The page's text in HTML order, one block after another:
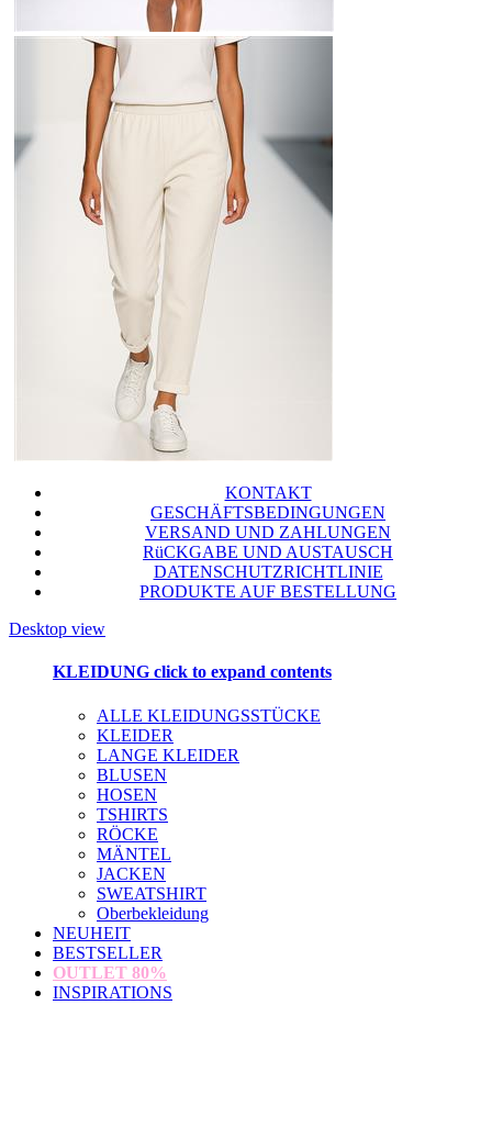
KONTAKT
GESCHÄFTSBEDINGUNGEN
VERSAND UND ZAHLUNGEN
RüCKGABE UND AUSTAUSCH
DATENSCHUTZRICHTLINIE
PRODUKTE AUF BESTELLUNG
Desktop view
KLEIDUNG click to expand contents
ALLE KLEIDUNGSSTÜCKE
KLEIDER
LANGE KLEIDER
BLUSEN
HOSEN
TSHIRTS
RÖCKE
MÄNTEL
JACKEN
SWEATSHIRT
Oberbekleidung
NEUHEIT
BESTSELLER
OUTLET 80%
INSPIRATIONS